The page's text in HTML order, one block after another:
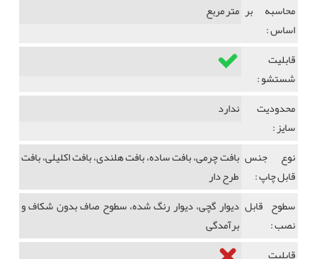
محاسبه بر
اساس :
متر مربع
قابلیت
شستشو :
محدودیت
سایز :
ندارد
نوع جنس
قابل چاپ :
بافت چرمی، بافت ساده، بافت هلندی، بافت اکلیلی، بافت
طرح دار
سطوح قابل
نصب :
دیوار گچی، دیوار رنگ شده، سطوح صاف بدون شکاف و
برآمدگی